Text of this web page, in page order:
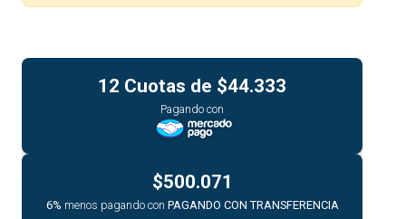
12 Cuotas de $44.333
Pagando con
$500.071
6% menos pagando con PAGANDO CON TRANSFERENCIA